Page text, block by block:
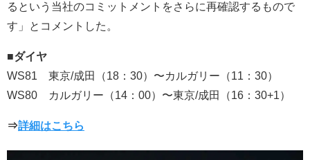
るという当社のコミットメントをさらに再確認するもので
す」とコメントした。
■ダイヤ
WS81 東京/成田（18：30）〜カルガリー（11：30）
WS80 カルガリー（14：00）〜東京/成田（16：30+1）
⇒詳細はこちら